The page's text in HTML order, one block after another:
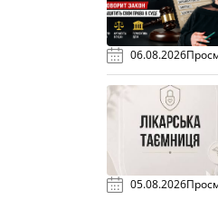
06.08.2026
05.08.2026